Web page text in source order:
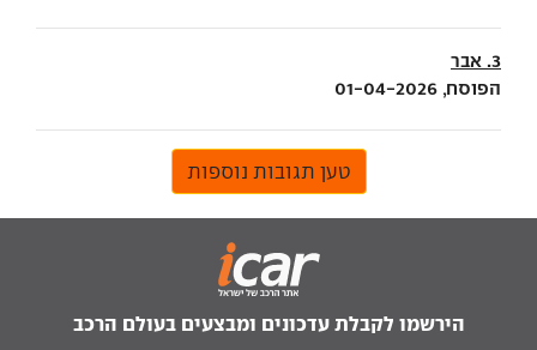
3. אבר
הפוסח, 01-04-2026
טען תגובות נוספות
הירשמו לקבלת עדכונים ומבצעים בעולם הרכב